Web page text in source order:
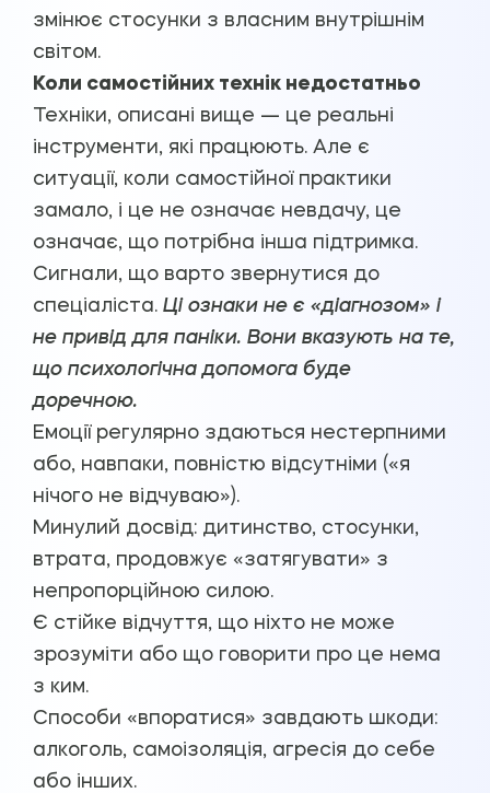
змінює стосунки з власним внутрішнім
світом.
Коли самостійних технік недостатньо
Техніки, описані вище — це реальні
інструменти, які працюють. Але є
ситуації, коли самостійної практики
замало, і це не означає невдачу, це
означає, що потрібна інша підтримка.
Сигнали, що варто звернутися до
спеціаліста. Ці ознаки не є «діагнозом» і
не привід для паніки. Вони вказують на те,
що психологічна допомога буде
доречною.
Емоції регулярно здаються нестерпними
або, навпаки, повністю відсутніми («я
нічого не відчуваю»).
Минулий досвід: дитинство, стосунки,
втрата, продовжує «затягувати» з
непропорційною силою.
Є стійке відчуття, що ніхто не може
зрозуміти або що говорити про це нема
з ким.
Способи «впоратися» завдають шкоди:
алкоголь, самоізоляція, агресія до себе
або інших.